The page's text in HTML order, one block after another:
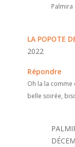
Palmira
LA POPOTE
2022
Répondre
Oh la la
belle soirée,